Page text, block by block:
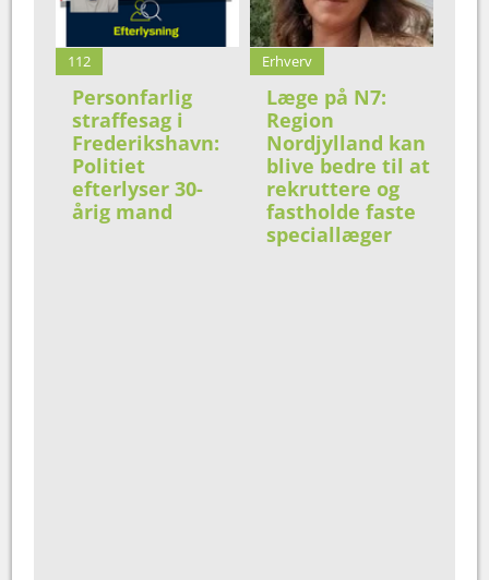
112
Personfarlig
straffesag i
Frederikshavn:
Politiet
efterlyser 30-
årig mand
Erhverv
Læge på N7:
Region
Nordjylland kan
blive bedre til at
rekruttere og
fastholde faste
speciallæger